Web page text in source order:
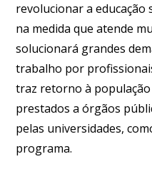
revolucionar a educação
na medida que atende
solucionará grandes
trabalho por
traz retorno à
prestados a órgãos
pelas universidades,
programa.